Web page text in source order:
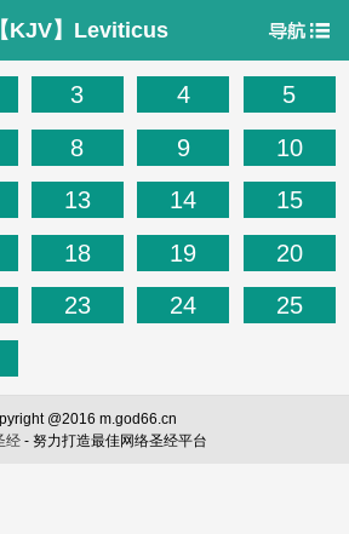
【KJV】Leviticus
3 4
5
8 9
10
13 14
15
18 19
20
23 24
25
@2016 m.god66.cn
经 - 努力打造最佳网络圣经平台